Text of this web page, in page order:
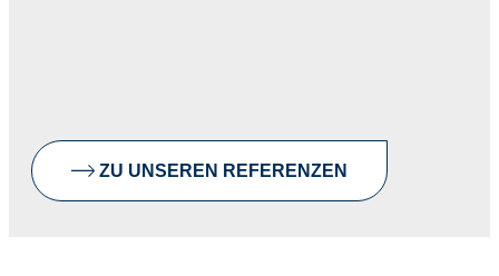
ZU UNSEREN REFERENZEN